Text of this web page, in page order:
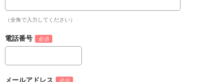
（全角で入力してください）
電話番号
メールアドレス